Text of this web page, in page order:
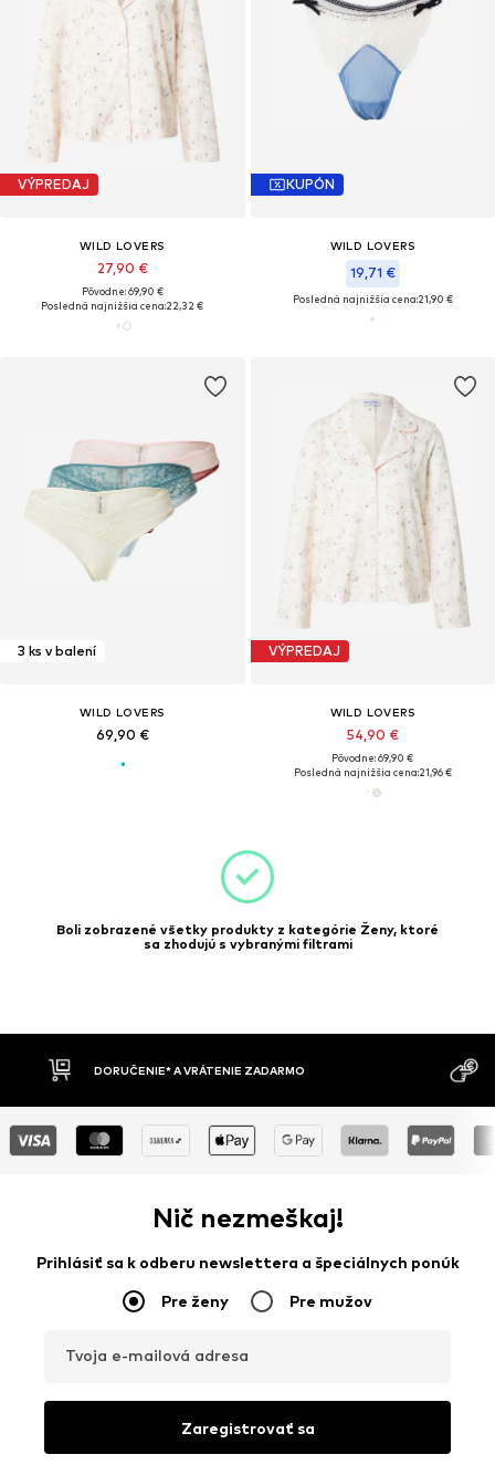
VÝPREDAJ
WILD LOVERS
27,90 €
Pôvodne: 69,90 €
Posledná najnižšia cena:22,32 €
KUPÓN
WILD LOVERS
19,71 €
Posledná najnižšia cena:21,90 €
3 ks v balení
WILD LOVERS
69,90 €
VÝPREDAJ
WILD LOVERS
54,90 €
Pôvodne: 69,90 €
Posledná najnižšia cena:21,96 €
Boli zobrazené všetky produkty z kategórie Ženy, ktoré
sa zhodujú s vybranými filtrami
DOBIERKA
MOŽNOSŤ
Nič nezmeškaj!
Prihlásiť sa k odberu newslettera a špeciálnych ponúk
Pre ženy Pre mužov
Tvoja e-mailová adresa
Zaregistrovať sa